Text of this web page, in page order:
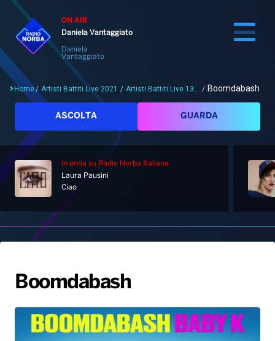
ON AIR
Daniela Vantaggiato
Daniela
Vantaggiato
Cerca
Home
Palinsesto
Hit Dance
Giochi&Concorsi
PALATOUR
Notizie
Locali
Musica e Spettacolo
Sport
Playlist
Generale
Novità
Notiziario
Interviste
Gallery
Radio Norba News TV
Voce al Bari
Home/ Artisti Battiti Live 2021 / Artisti Battiti Live 13... / Boomdabash
ASCOLTA GUARDA
In onda su Radio Norba Italiana
Laura Pausini
Ciao
Boomdabash